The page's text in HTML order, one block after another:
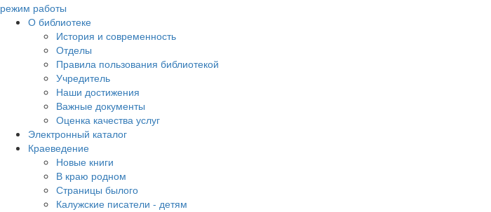
режим работы
О библиотеке
История и современность
Отделы
Правила пользования библиотекой
Учредитель
Наши достижения
Важные документы
Оценка качества услуг
Электронный каталог
Краеведение
Новые книги
В краю родном
Страницы былого
Калужские писатели - детям